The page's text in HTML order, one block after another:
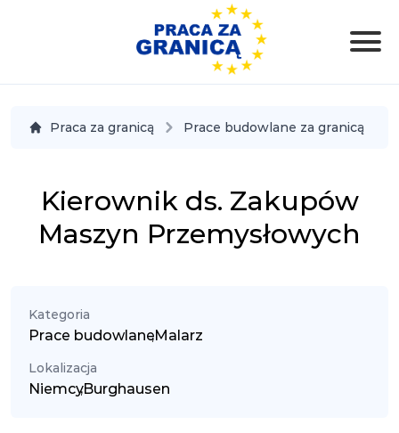
Praca za granicą Prace budowlane za granicą
Kierownik ds. Zakupów
Maszyn Przemysłowych
Kategoria
Prace budowlane,Malarz
Lokalizacja
Niemcy
,Burghausen